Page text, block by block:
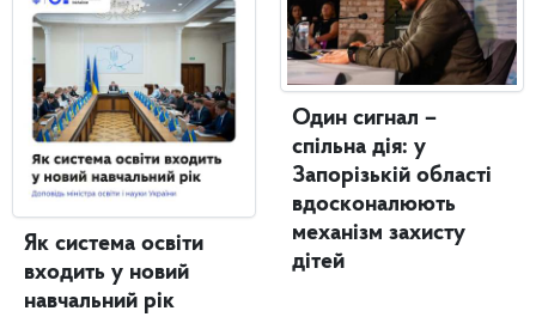
Як система освіти
входить у новий
навчальний рік
Один сигнал –
спільна дія: у
Запорізькій області
вдосконалюють
механізм захисту
дітей